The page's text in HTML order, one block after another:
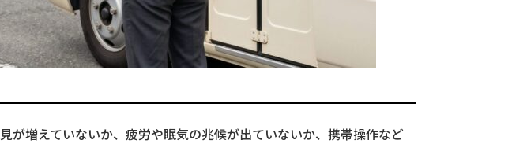
増えていないか、疲労や眠気の兆候が出ていないか、携帯操作など